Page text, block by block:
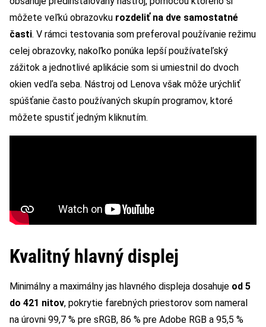
môžete veľkú obrazovku rozdeliť na dve samostatné
časti. V rámci testovania som preferoval používanie režimu
celej obrazovky, nakoľko ponúka lepší používateľský
zážitok a jednotlivé aplikácie som si umiestnil do dvoch
okien vedľa seba. Nástroj od Lenova však môže urýchliť
spúšťanie často používaných skupín programov, ktoré
môžete spustiť jedným kliknutím.
Kvalitný hlavný displej
Minimálny a maximálny jas hlavného displeja dosahuje od 5
do 421 nitov, pokrytie farebných priestorov som nameral
na úrovni 99,7 % pre sRGB, 86 % pre Adobe RGB a 95,5 %